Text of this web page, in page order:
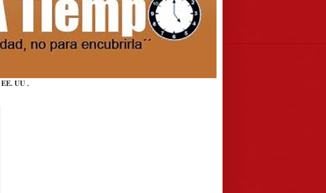
EE. UU.